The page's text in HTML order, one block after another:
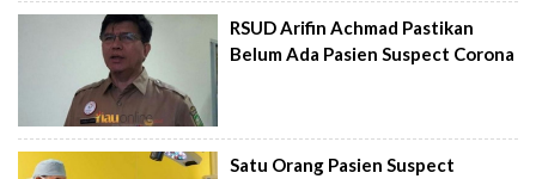
RSUD Arifin Achmad Pastikan
Belum Ada Pasien Suspect Corona
Satu Orang Pasien Suspect